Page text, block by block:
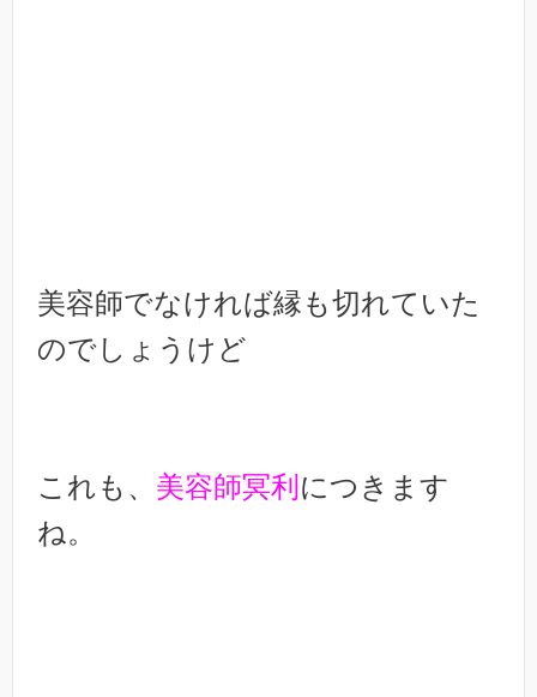
美容師でなければ縁も切れていた
のでしょうけど
これも、 美容師冥利 につきます
ね。